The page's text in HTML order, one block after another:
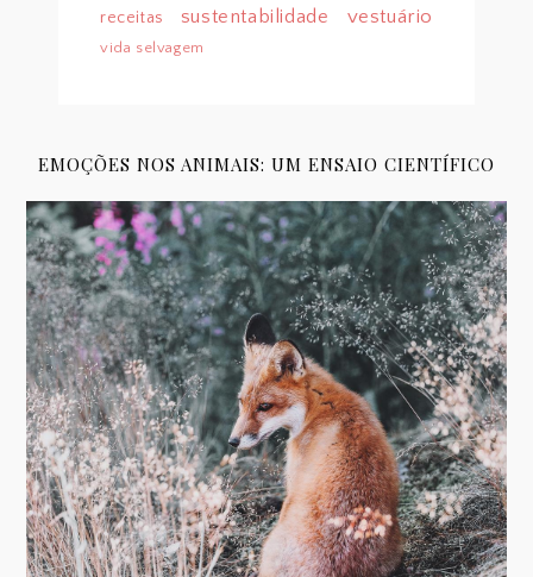
receitas sustentabilidade vestuário
vida selvagem
EMOÇÕES NOS ANIMAIS: UM ENSAIO CIENTÍFICO